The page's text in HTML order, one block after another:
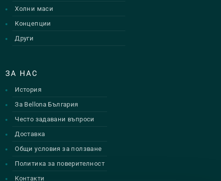
Холни маси
Концепции
Други
ЗА НАС
История
За Bellona България
Често задавани въпроси
Доставка
Общи условия за ползване
Политика за поверителност
Контакти